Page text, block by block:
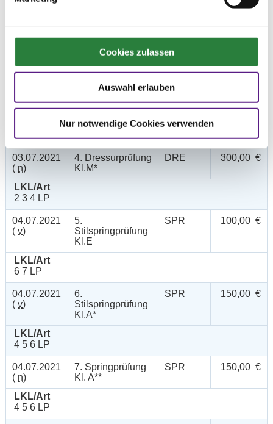
Cookies zulassen
Auswahl erlauben
Nur notwendige Cookies verwenden
4 5 6 LP
(n)
Kl.L* - Tr.
3 4 5 LP
03.07.2021
( n)
4. Dressurprüfung
Kl.M*
DRE 300,00 €
LKL/Art
2 3 4 LP
04.07.2021
( v)
5.
Stilspringprüfung
Kl.E
SPR 100,00 €
LKL/Art
6 7 LP
04.07.2021
( v)
6.
Stilspringprüfung
Kl.A*
SPR 150,00 €
LKL/Art
4 5 6 LP
04.07.2021
( n)
7. Springprüfung
Kl. A**
SPR 150,00 €
LKL/Art
4 5 6 LP